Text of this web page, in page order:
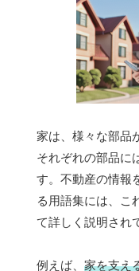
家は、様々な部品
それぞれの部品に
す。不動産の情報
る用語集には、こ
て詳しく説明され
例えば、 家を支え